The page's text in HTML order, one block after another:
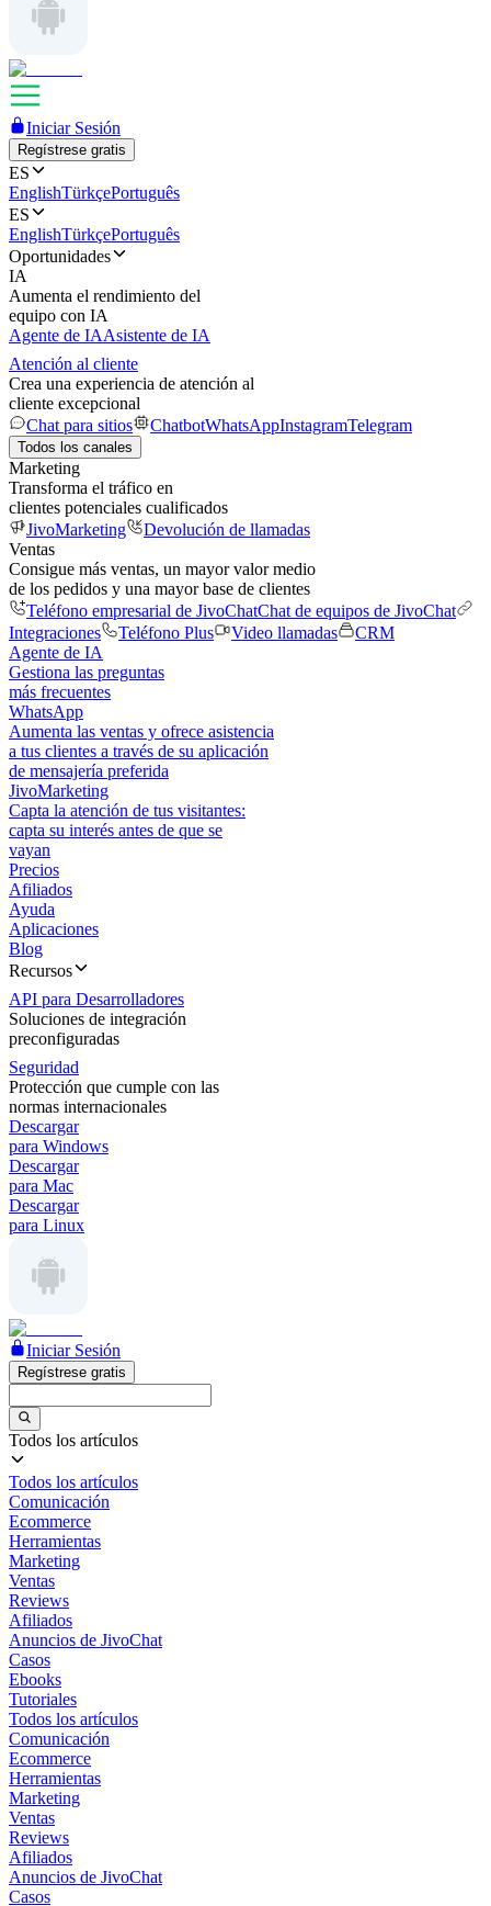
Iniciar Sesión
Regístrese gratis
ES
EnglishTürkçePortuguês
ES
EnglishTürkçePortuguês
Oportunidades
IA
Aumenta el rendimiento del
equipo con IA
Agente de IAAsistente de IA
Atención al cliente
Crea una experiencia de atención al
cliente excepcional
Chat para sitios
ChatbotWhatsAppInstagramTelegram
Todos los canales
Marketing
Transforma el tráfico en
clientes potenciales cualificados
JivoMarketing
Devolución de llamadas
Ventas
Consigue más ventas, un mayor valor medio
de los pedidos y una mayor base de clientes
Teléfono empresarial de JivoChatChat de equipos de JivoChat
Integraciones
Teléfono Plus Video llamadas
CRM
Agente de IA
Gestiona las preguntas
más frecuentes
WhatsApp
Aumenta las ventas y ofrece asistencia
a tus clientes a través de su aplicación
de mensajería preferida
JivoMarketing
Capta la atención de tus visitantes:
capta su interés antes de que se
vayan
Precios
Afiliados
Ayuda
Aplicaciones
Blog
Recursos
API para Desarrolladores
Soluciones de integración
preconfiguradas
Seguridad
Protección que cumple con las
normas internacionales
Descargar
para Windows
Descargar
para Mac
Descargar
para Linux
Iniciar Sesión
Regístrese gratis
Todos los artículos
Todos los artículos
Comunicación
Ecommerce
Herramientas
Marketing
Ventas
Reviews
Afiliados
Anuncios de JivoChat
Casos
Ebooks
Tutoriales
Todos los artículos
Comunicación
Ecommerce
Herramientas
Marketing
Ventas
Reviews
Afiliados
Anuncios de JivoChat
Casos